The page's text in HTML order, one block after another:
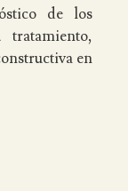
de los
en